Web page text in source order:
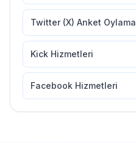
Twitter (X) Anket Oylama
Kick Hizmetleri
Facebook Hizmetleri